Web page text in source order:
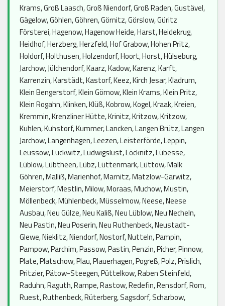
Krams, Groß Laasch, Groß Niendorf, Groß Raden, Gustävel,
Gägelow, Göhlen, Göhren, Görnitz, Görslow, Güritz
Försterei, Hagenow, Hagenow Heide, Harst, Heidekrug,
Heidhof, Herzberg, Herzfeld, Hof Grabow, Hohen Pritz,
Holdorf, Holthusen, Holzendorf, Hoort, Horst, Hülseburg,
Jarchow, Jülchendorf, Kaarz, Kadow, Karenz, Karft,
Karrenzin, Karstädt, Kastorf, Keez, Kirch Jesar, Kladrum,
Klein Bengerstorf, Klein Görnow, Klein Krams, Klein Pritz,
Klein Rogahn, Klinken, Klüß, Kobrow, Kogel, Kraak, Kreien,
Kremmin, Krenzliner Hütte, Krinitz, Kritzow, Kritzow,
Kuhlen, Kuhstorf, Kummer, Lancken, Langen Brütz, Langen
Jarchow, Langenhagen, Leezen, Leisterförde, Leppin,
Leussow, Luckwitz, Ludwigslust, Löcknitz, Lübesse,
Lüblow, Lübtheen, Lübz, Lüttenmark, Lüttow, Malk
Göhren, Malliß, Marienhof, Marnitz, Matzlow-Garwitz,
Meierstorf, Mestlin, Milow, Moraas, Muchow, Mustin,
Möllenbeck, Mühlenbeck, Müsselmow, Neese, Neese
Ausbau, Neu Gülze, Neu Kaliß, Neu Lüblow, Neu Necheln,
Neu Pastin, Neu Poserin, Neu Ruthenbeck, Neustadt-
Glewe, Nieklitz, Niendorf, Nostorf, Nutteln, Pampin,
Pampow, Parchim, Passow, Pastin, Penzin, Picher, Pinnow,
Plate, Platschow, Plau, Plauerhagen, Pogreß, Polz, Prislich,
Pritzier, Pätow-Steegen, Püttelkow, Raben Steinfeld,
Raduhn, Raguth, Rampe, Rastow, Redefin, Rensdorf, Rom,
Ruest, Ruthenbeck, Rüterberg, Sagsdorf, Scharbow,